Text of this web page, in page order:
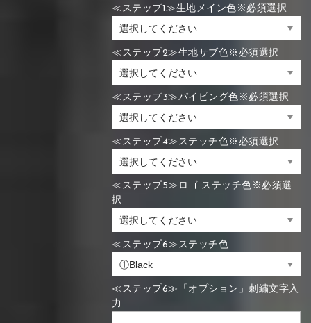
≪ステップ1≫生地メイン色※必須選択
≪ステップ2≫生地サブ色※必須選択
≪ステップ3≫パイピング色※必須選択
≪ステップ4≫ステッチ色※必須選択
≪ステップ5≫ロゴ ステッチ色※必須選
択
≪ステップ6≫ステッチ色
≪ステップ6≫「オプション」刺繍文字入
力